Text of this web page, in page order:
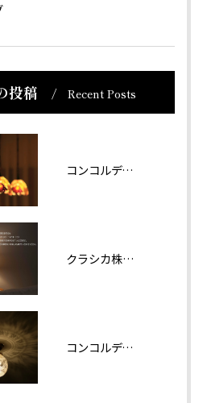
投稿 Recent Posts
コンコルディア照明 販売について
クラシカ株式会社では夏期休業をいただきます。
コンコルディアのシリーズより天井灯です。